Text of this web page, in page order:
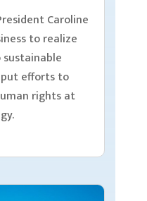
Caroline
to realize
efforts to
rights at